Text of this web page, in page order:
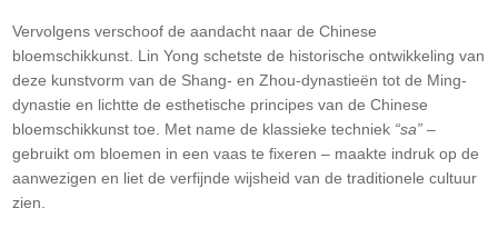
Vervolgens verschoof de aandacht naar de Chinese
bloemschikkunst. Lin Yong schetste de historische ontwikkeling van
deze kunstvorm van de Shang- en Zhou-dynastieën tot de Ming-
dynastie en lichtte de esthetische principes van de Chinese
bloemschikkunst toe. Met name de klassieke techniek “sa” –
gebruikt om bloemen in een vaas te fixeren – maakte indruk op de
aanwezigen en liet de verfijnde wijsheid van de traditionele cultuur
zien.